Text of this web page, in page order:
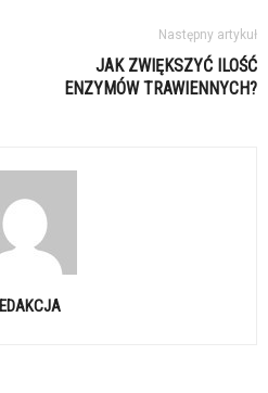
Następny artykuł
JAK ZWIĘKSZYĆ ILOŚĆ
ENZYMÓW TRAWIENNYCH?